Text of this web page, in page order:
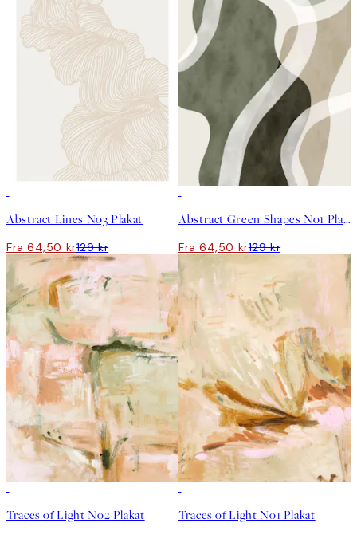
Abstract Lines No3 Plakat
Fra 64,50 kr129 kr
Abstract Green Shapes No1 Plakat
Fra 64,50 kr129 kr
Traces of Light No2 Plakat Traces of Light No1 Plakat